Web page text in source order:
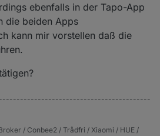
ebenfalls in der Tapo-App
die beiden Apps
kann mir vorstellen daß die
/ Conbee2 / Trådfri / Xiaomi / HUE /